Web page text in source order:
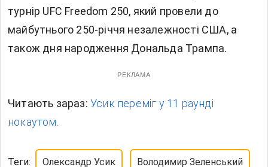
турнір UFC Freedom 250, який провели до
майбутнього 250-річчя незалежності США, а
також дня народження Дональда Трампа.
РЕКЛАМА
Читають зараз: Усик переміг у 11 раунді
нокаутом.
Теги: Олександр Усик Володимир Зеленський